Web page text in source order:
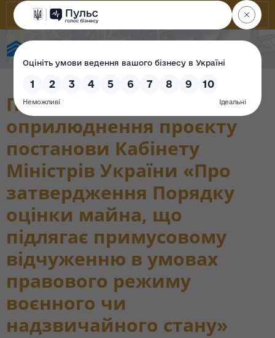
Повідомлення про
оприлюднення проєкту
постанови Кабінету
Міністрів України «Про
затвердження Порядку
оцінки майна, що
підлягає примусовому
відчуженню в умовах
правового режиму
воєнного чи
надзвичайного стану»